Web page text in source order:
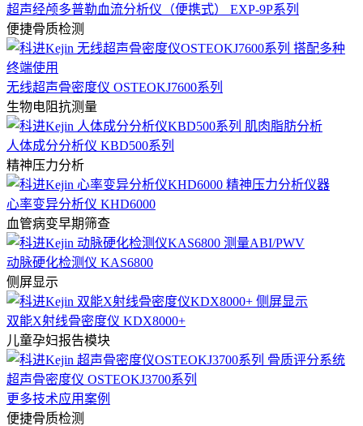
超声经颅多普勒血流分析仪（便携式） EXP-9P系列
便捷骨质检测
无线超声骨密度仪 OSTEOKJ7600系列
生物电阻抗测量
人体成分分析仪 KBD500系列
精神压力分析
心率变异分析仪 KHD6000
血管病变早期筛查
动脉硬化检测仪 KAS6800
侧屏显示
双能X射线骨密度仪 KDX8000+
儿童孕妇报告模块
超声骨密度仪 OSTEOKJ3700系列
更多技术应用案例
便捷骨质检测